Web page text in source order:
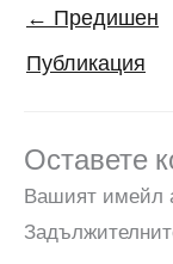
← Предишен
Публикация
Оставете
Вашият имейл